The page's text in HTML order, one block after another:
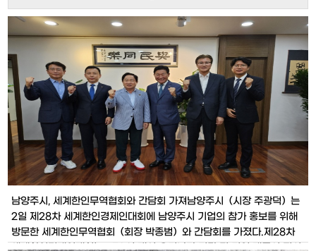
남양주시, 세계한인무역협회와 간담회 가져남양주시（시장 주광덕）는
2일 제28차 세계한인경제인대회에 남양주시 기업의 참가 홍보를 위해
방문한 세계한인무역협회（회장 박종범）와 간담회를 가졌다.제28차
세계한인경제인대회는 350여 개의 우리나라 기관 및 기업 제품이 전시